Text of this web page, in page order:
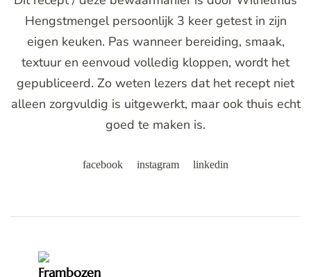
Hengstmengel persoonlijk 3 keer getest in zijn
eigen keuken. Pas wanneer bereiding, smaak,
textuur en eenvoud volledig kloppen, wordt het
gepubliceerd. Zo weten lezers dat het recept niet
alleen zorgvuldig is uitgewerkt, maar ook thuis echt
goed te maken is.
facebook instagram linkedin
Navigation